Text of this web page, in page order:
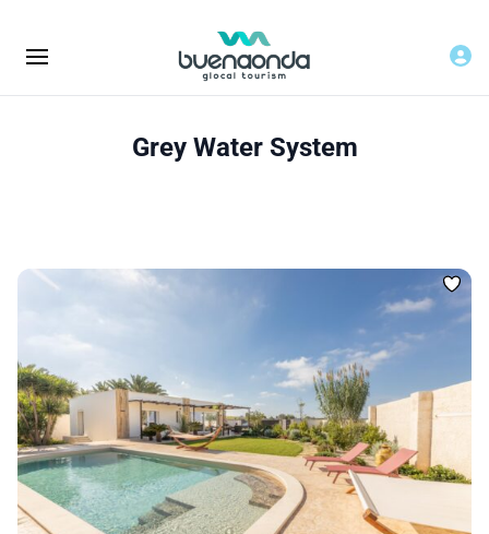
Grey Water System